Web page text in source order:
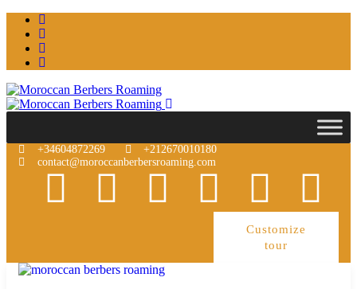
+34604872269
+212670010180
contact@moroccanberbersroaming.com
Customize
tour